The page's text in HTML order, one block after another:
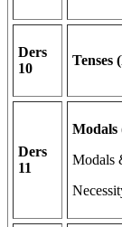
Ders
10
Tenses
Ders
11
Modals
Modals